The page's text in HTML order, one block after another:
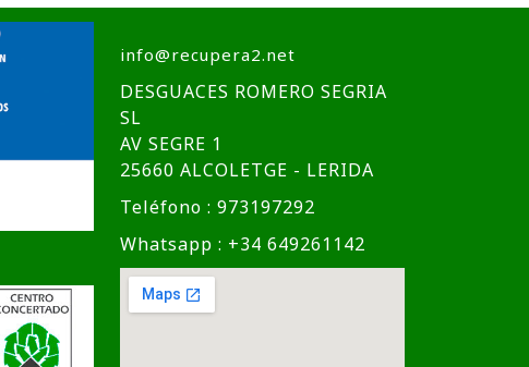
info@recupera2.net
DESGUACES ROMERO SEGRIA
SL
AV SEGRE 1
25660 ALCOLETGE - LERIDA
Teléfono : 973197292
Whatsapp : +34 649261142